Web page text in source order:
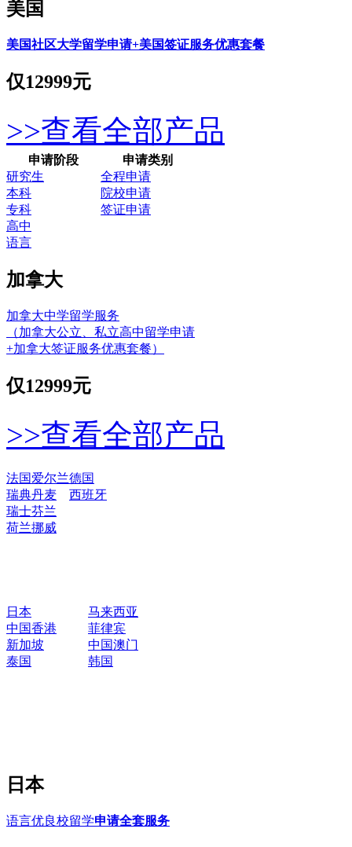
美国
美国社区大学留学申请+美国签证服务优惠套餐
仅12999元
>>查看全部产品
申请阶段
申请类别
研究生
全程申请
本科
院校申请
专科
签证申请
高中
语言
加拿大
加拿大中学留学服务
（加拿大公立、私立高中留学申请
+加拿大签证服务优惠套餐）
仅12999元
>>查看全部产品
法国爱尔兰德国
瑞典丹麦
西班牙
瑞士芬兰
荷兰挪威
日本
马来西亚
中国香港
菲律宾
新加坡
中国澳门
泰国
韩国
日本
语言优良校留学申请全套服务